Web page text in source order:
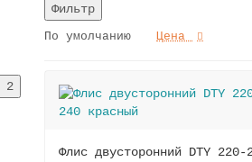
2
Фильтр
По умолчанию Цена
Флис двусторонний DTY 220-